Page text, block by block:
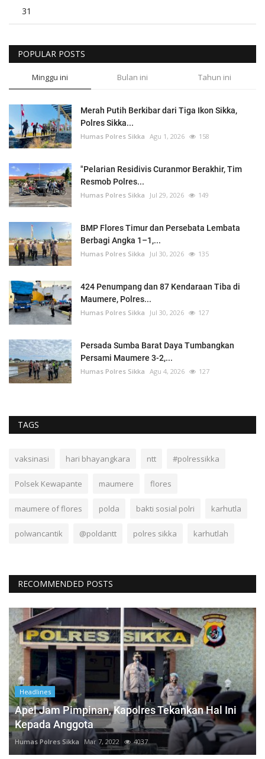
31
POPULAR POSTS
Minggu ini Bulan ini Tahun ini
Merah Putih Berkibar dari Tiga Ikon Sikka,
Polres Sikka...
Humas Polres Sikka Agu 1, 2026 158
"Pelarian Residivis Curanmor Berakhir, Tim
Resmob Polres...
Humas Polres Sikka Jul 29, 2026 149
BMP Flores Timur dan Persebata Lembata
Berbagi Angka 1–1,...
Humas Polres Sikka Jul 30, 2026 135
424 Penumpang dan 87 Kendaraan Tiba di
Maumere, Polres...
Humas Polres Sikka Jul 30, 2026 127
Persada Sumba Barat Daya Tumbangkan
Persami Maumere 3-2,...
Humas Polres Sikka Agu 4, 2026 127
TAGS
vaksinasi hari bhayangkara ntt #polressikka
Polsek Kewapante maumere flores
maumere of flores polda bakti sosial polri karhutla
polwancantik @poldantt polres sikka karhutlah
RECOMMENDED POSTS
Headlines
Apel Jam Pimpinan, Kapolres Tekankan Hal Ini
Kepada Anggota
Humas Polres Sikka Mar 7, 2022 4037